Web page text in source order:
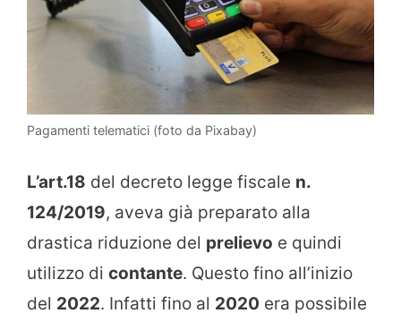
Pagamenti telematici (foto da Pixabay)
L’art.18 del decreto legge fiscale n.
124/2019, aveva già preparato alla
drastica riduzione del prelievo e quindi
utilizzo di contante. Questo fino all’inizio
del 2022. Infatti fino al 2020 era possibile